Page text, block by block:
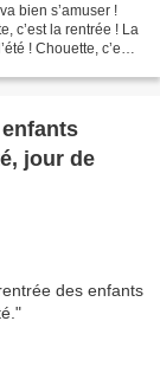
bien s’amuser !
c’est la rentrée ! La
! Chouette, c’est
jour de